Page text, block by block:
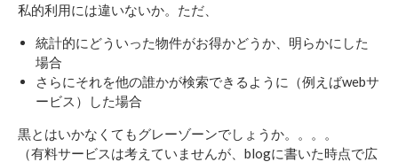
私的利用には違いないか。ただ、
統計的にどういった物件がお得かどうか、明らかにした
場合
さらにそれを他の誰かが検索できるように（例えばwebサ
ービス）した場合
黒とはいかなくてもグレーゾーンでしょうか。。。。
（有料サービスは考えていませんが、blogに書いた時点で広